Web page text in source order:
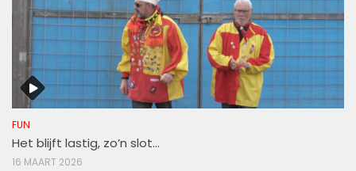
FUN
Het blijft lastig, zo’n slot…
16 MAART 2026